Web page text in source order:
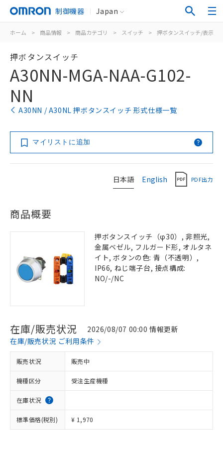
制御機器 Japan
ホーム > 商品情報 > 商品カテゴリ > スイッチ > 押ボタンスイッチ/表示灯
押ボタンスイッチ
A30NN-MGA-NAA-G102-
NN
A30NN / A30NL 押ボタンスイッチ 形式仕様一覧
マイリストに追加
日本語 English PDF出力
商品概要
押ボタンスイッチ（φ30）, 非照光,
金属ベゼル, フルガード形, オルタネ
イト, ボタンの色: 青（不透明）,
IP66, ねじ端子台, 接点構成:
NO/-/NC
在庫/販売状況
2026/08/07 00:00 情報更新
在庫/販売状況 ご利用条件
販売状況 販売中
機種区分 受注生産機種
在庫状況
標準価格(税別) ¥ 1,970